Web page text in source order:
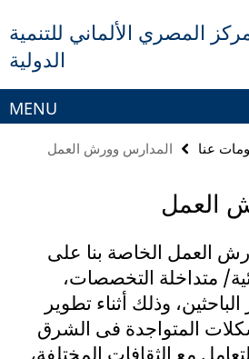
direkt
zu
Inhalt
المصري الألماني للتنمية
الدولية
خريطة
الموقع
MENU
عنا المدارس وورش العمل
العمل
العمل الخاصة بنا على
متداخلة التخصصات،
وذلك أثناء تطوير
المتواجدة فى الشرق
مع الثقافات المختلفة،